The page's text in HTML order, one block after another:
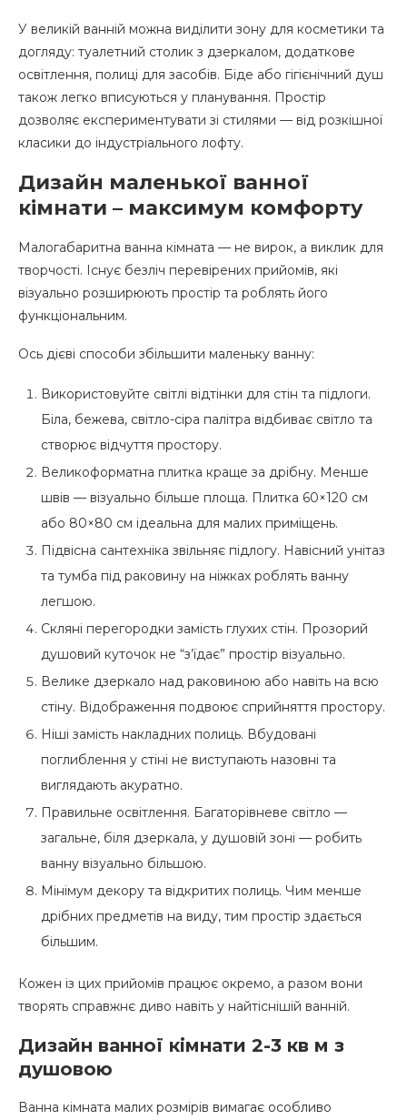
У великій ванній можна виділити зону для косметики та
догляду: туалетний столик з дзеркалом, додаткове
освітлення, полиці для засобів. Біде або гігієнічний душ
також легко вписуються у планування. Простір
дозволяє експериментувати зі стилями — від розкішної
класики до індустріального лофту.
Дизайн маленької ванної
кімнати – максимум комфорту
Малогабаритна ванна кімната — не вирок, а виклик для
творчості. Існує безліч перевірених прийомів, які
візуально розширюють простір та роблять його
функціональним.
Ось дієві способи збільшити маленьку ванну:
Використовуйте світлі відтінки для стін та підлоги.
Біла, бежева, світло-сіра палітра відбиває світло та
створює відчуття простору.
Великоформатна плитка краще за дрібну. Менше
швів — візуально більше площа. Плитка 60×120 см
або 80×80 см ідеальна для малих приміщень.
Підвісна сантехніка звільняє підлогу. Навісний унітаз
та тумба під раковину на ніжках роблять ванну
легшою.
Скляні перегородки замість глухих стін. Прозорий
душовий куточок не “з’їдає” простір візуально.
Велике дзеркало над раковиною або навіть на всю
стіну. Відображення подвоює сприйняття простору.
Ніші замість накладних полиць. Вбудовані
поглиблення у стіні не виступають назовні та
виглядають акуратно.
Правильне освітлення. Багаторівневе світло —
загальне, біля дзеркала, у душовій зоні — робить
ванну візуально більшою.
Мінімум декору та відкритих полиць. Чим менше
дрібних предметів на виду, тим простір здається
більшим.
Кожен із цих прийомів працює окремо, а разом вони
творять справжнє диво навіть у найтіснішій ванній.
Дизайн ванної кімнати 2-3 кв м з
душовою
Ванна кімната малих розмірів вимагає особливо